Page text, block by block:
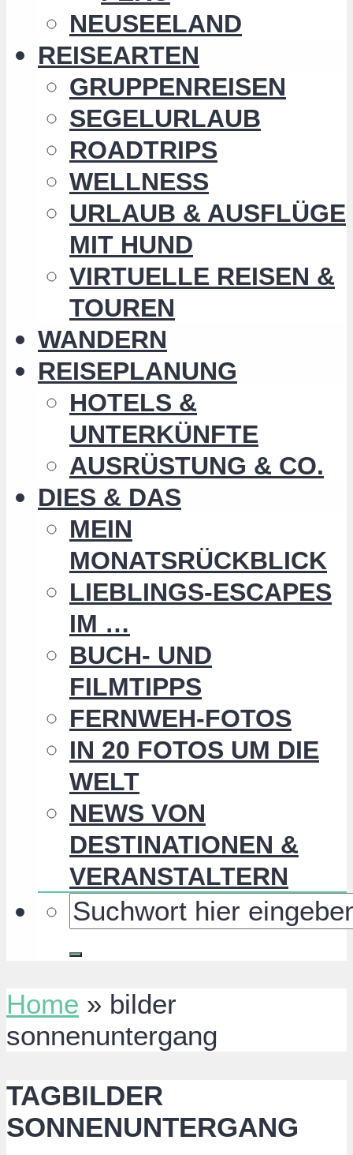
NEUSEELAND
REISEARTEN
GRUPPENREISEN
SEGELURLAUB
ROADTRIPS
WELLNESS
URLAUB & AUSFLÜGE
MIT HUND
VIRTUELLE REISEN &
TOUREN
WANDERN
REISEPLANUNG
HOTELS &
UNTERKÜNFTE
AUSRÜSTUNG & CO.
DIES & DAS
MEIN
MONATSRÜCKBLICK
LIEBLINGS-ESCAPES
IM …
BUCH- UND
FILMTIPPS
FERNWEH-FOTOS
IN 20 FOTOS UM DIE
WELT
NEWS VON
DESTINATIONEN &
VERANSTALTERN
Home » bilder
sonnenuntergang
TAGBILDER
SONNENUNTERGANG